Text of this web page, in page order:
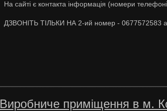
На сайті є контакта інформація
ДЗВОНІТЬ ТІЛЬКИ НА 2-ий номер - 0677572583
Виробниче приміщення в м.